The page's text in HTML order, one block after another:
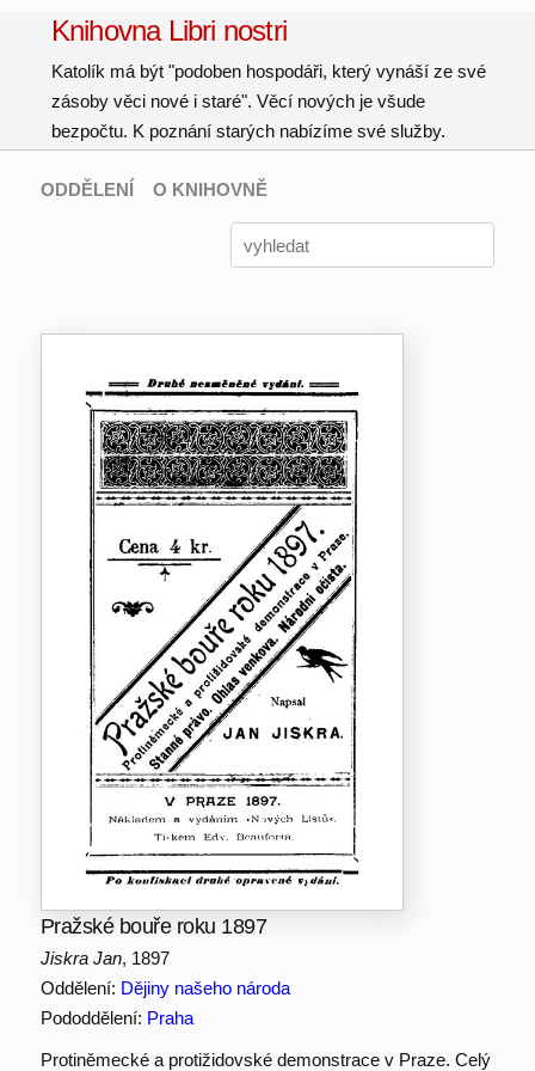
Knihovna Libri nostri
Katolík má být "podoben hospodáři, který vynáší ze své
zásoby věci nové i staré". Věcí nových je všude
bezpočtu. K poznání starých nabízíme své služby.
ODDĚLENÍ O KNIHOVNĚ
Pražské bouře roku 1897
Jiskra Jan, 1897
Oddělení: Dějiny našeho národa
Pododdělení: Praha
Protiněmecké a protižidovské demonstrace v Praze. Celý